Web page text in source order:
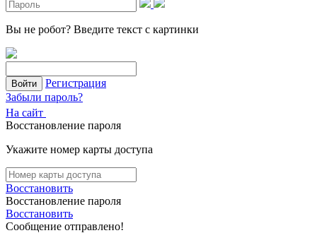
Вы не робот? Введите текст с картинки
Войти
Регистрация
Забыли пароль?
На сайт
Восстановление пароля
Укажите номер карты доступа
Восстановить
Восстановление пароля
Восстановить
Сообщение отправлено!